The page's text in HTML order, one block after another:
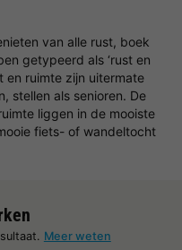
van alle rust, boek
getypeerd als ‘rust en
en ruimte zijn uitermate
stellen als senioren. De
liggen in de mooiste
fiets- of wandeltocht
Meer weten